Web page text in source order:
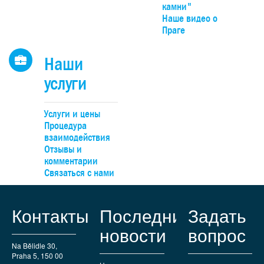
камни"
Наше видео о
Праге
Наши
услуги
Услуги и цены
Процедура
взаимодействия
Отзывы и
комментарии
Связаться с нами
Контакты
Na Bělidle 30,
Praha 5, 150 00
Последние
новости
Задать
вопрос